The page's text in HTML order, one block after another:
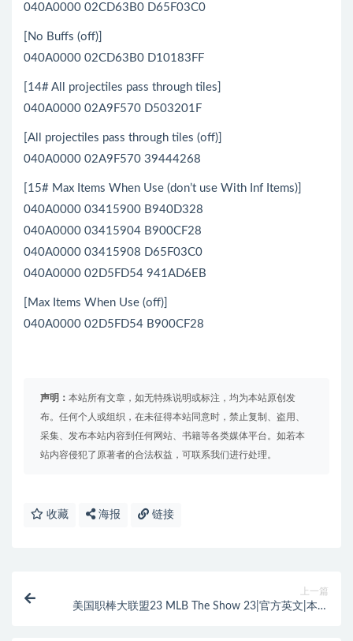
040A0000 02CD63B0 D65F03C0
[No Buffs (off)]
040A0000 02CD63B0 D10183FF
[14# All projectiles pass through tiles]
040A0000 02A9F570 D503201F
[All projectiles pass through tiles (off)]
040A0000 02A9F570 39444268
[15# Max Items When Use (don’t use With Inf Items)]
040A0000 03415900 B940D328
040A0000 03415904 B900CF28
040A0000 03415908 D65F03C0
040A0000 02D5FD54 941AD6EB
[Max Items When Use (off)]
040A0000 02D5FD54 B900CF28
声明： 本站所有文章，如无特殊说明或标注，均为本站原创发
布。任何个人或组织，在未征得本站同意时，禁止复制、盗用、
采集、发布本站内容到任何网站、书籍等各类媒体平台。如若本
站内容侵犯了原著者的合法权益，可联系我们进行处理。
收藏 海报 链接
上一篇
美国职棒大联盟23 MLB The Show 23|官方英文|本体